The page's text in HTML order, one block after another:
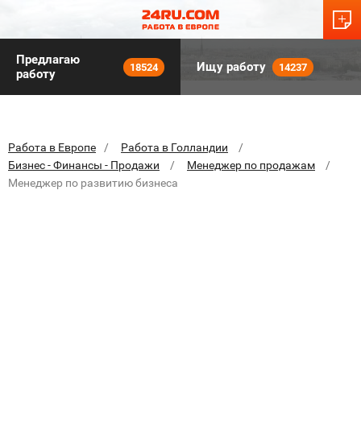
Предлагаю
работу
18524 Ищу работу 14237
Работа в Европе
Работа в Голландии
Бизнес - Финансы - Продажи
Менеджер по продажам
Менеджер по развитию бизнеса